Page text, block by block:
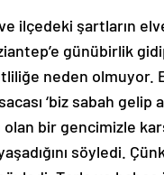
ilçedeki şartların
günübirlik
neden olmuyor.
‘biz sabah
bir gencimizle
söyledi.